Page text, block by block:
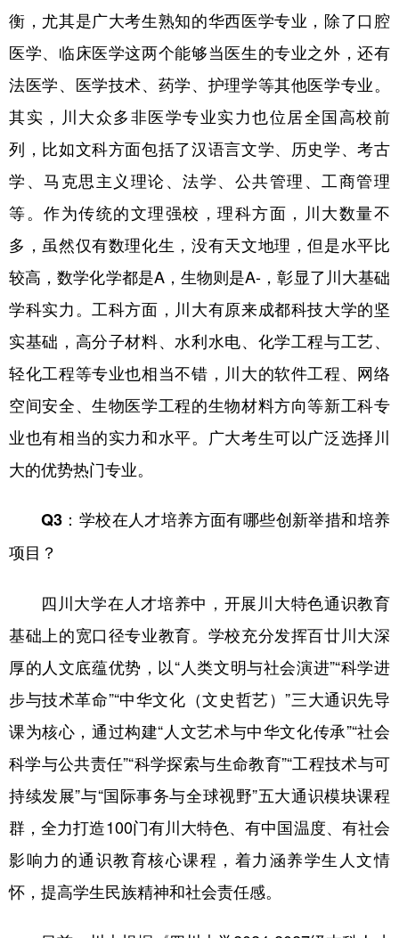
衡，尤其是广大考生熟知的华西医学专业，除了口腔
医学、临床医学这两个能够当医生的专业之外，还有
法医学、医学技术、药学、护理学等其他医学专业。
其实，川大众多非医学专业实力也位居全国高校前
列，比如文科方面包括了汉语言文学、历史学、考古
学、马克思主义理论、法学、公共管理、工商管理
等。作为传统的文理强校，理科方面，川大数量不
多，虽然仅有数理化生，没有天文地理，但是水平比
较高，数学化学都是A，生物则是A-，彰显了川大基础
学科实力。工科方面，川大有原来成都科技大学的坚
实基础，高分子材料、水利水电、化学工程与工艺、
轻化工程等专业也相当不错，川大的软件工程、网络
空间安全、生物医学工程的生物材料方向等新工科专
业也有相当的实力和水平。广大考生可以广泛选择川
大的优势热门专业。
Q3：学校在人才培养方面有哪些创新举措和培养
项目？
四川大学在人才培养中，开展川大特色通识教育
基础上的宽口径专业教育。学校充分发挥百廿川大深
厚的人文底蕴优势，以“人类文明与社会演进”“科学进
步与技术革命”“中华文化（文史哲艺）”三大通识先导
课为核心，通过构建“人文艺术与中华文化传承”“社会
科学与公共责任”“科学探索与生命教育”“工程技术与可
持续发展”与“国际事务与全球视野”五大通识模块课程
群，全力打造100门有川大特色、有中国温度、有社会
影响力的通识教育核心课程，着力涵养学生人文情
怀，提高学生民族精神和社会责任感。